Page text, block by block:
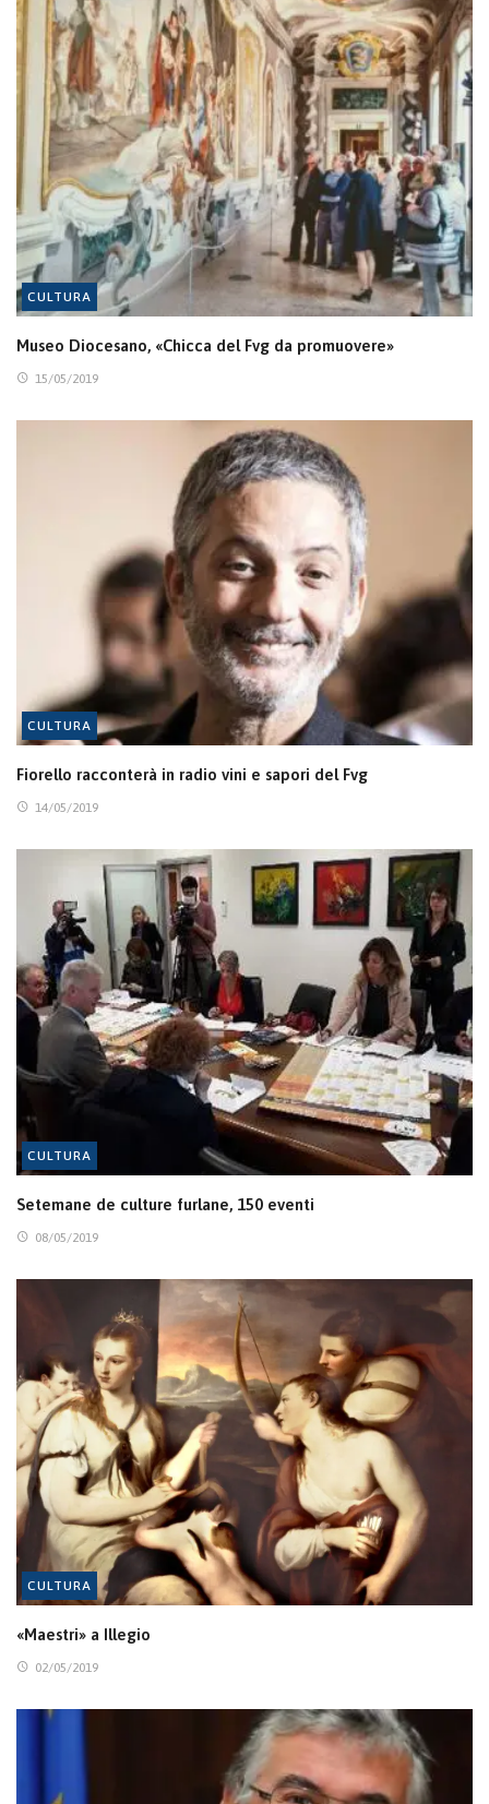
CULTURA
Museo Diocesano, «Chicca del Fvg da promuovere»
15/05/2019
CULTURA
Fiorello racconterà in radio vini e sapori del Fvg
14/05/2019
CULTURA
Setemane de culture furlane, 150 eventi
08/05/2019
CULTURA
«Maestri» a Illegio
02/05/2019